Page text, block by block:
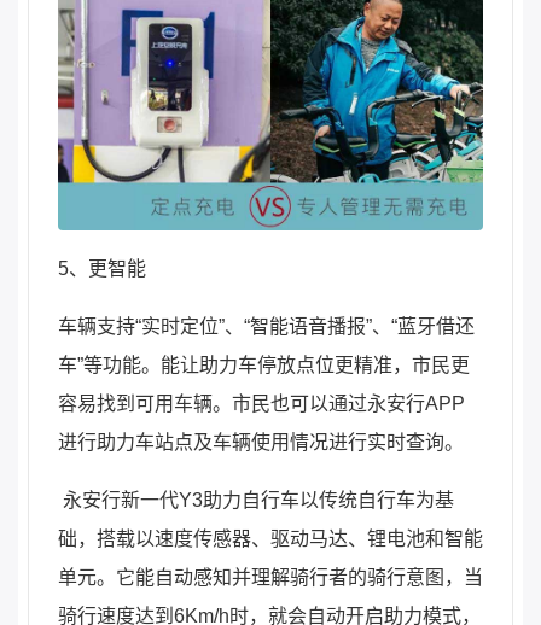
5、更智能
车辆支持“实时定位”、“智能语音播报”、“蓝牙借还
车”等功能。能让助力车停放点位更精准，市民更
容易找到可用车辆。市民也可以通过永安行APP
进行助力车站点及车辆使用情况进行实时查询。
永安行新一代Y3助力自行车以传统自行车为基
础，搭载以速度传感器、驱动马达、锂电池和智能
单元。它能自动感知并理解骑行者的骑行意图，当
骑行速度达到6Km/h时，就会自动开启助力模式，